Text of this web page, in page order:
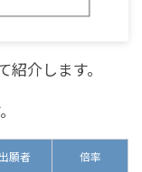
介します。
出願者 倍率